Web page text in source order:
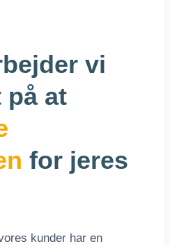
vi
på at
for jeres
kunder har en